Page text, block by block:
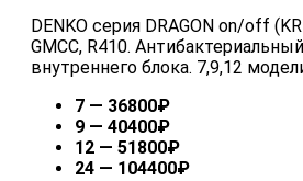
DENKO серия DRAGON on/off
GMCC, R410.
внутреннего блока. 7,9,12
7 — 36800₽
9 — 40400₽
12 — 51800₽
24 — 104400₽